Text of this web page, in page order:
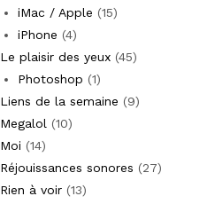
iMac / Apple (15)
iPhone (4)
Le plaisir des yeux (45)
Photoshop (1)
Liens de la semaine (9)
Megalol (10)
Moi (14)
Réjouissances sonores (27)
Rien à voir (13)